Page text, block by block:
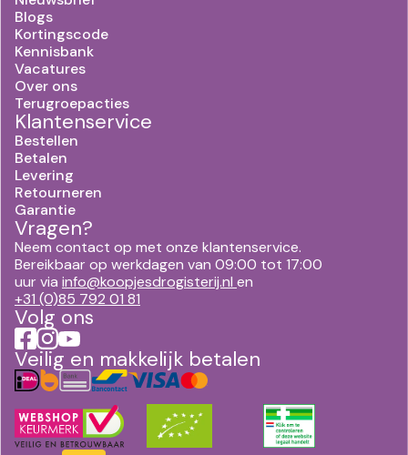
Blogs
Kortingscode
Kennisbank
Vacatures
Over ons
Terugroepacties
Klantenservice
Bestellen
Betalen
Levering
Retourneren
Garantie
Vragen?
Neem contact op met onze klantenservice.
Bereikbaar op werkdagen van 09:00 tot 17:00
uur via info@koopjesdrogisterij.nl en
+31 (0)85 792 01 81
Volg ons
Veilig en makkelijk betalen